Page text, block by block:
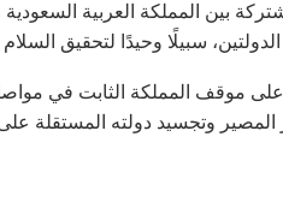
بين المملكة العربية
سبيلًا وحيدًا لتحقيق
على موقف المملكة الثابت في
المصير وتجسيد دولته المستقلة